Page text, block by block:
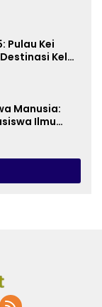
Pulau Kei
Kelas
Manusia:
Ilmu